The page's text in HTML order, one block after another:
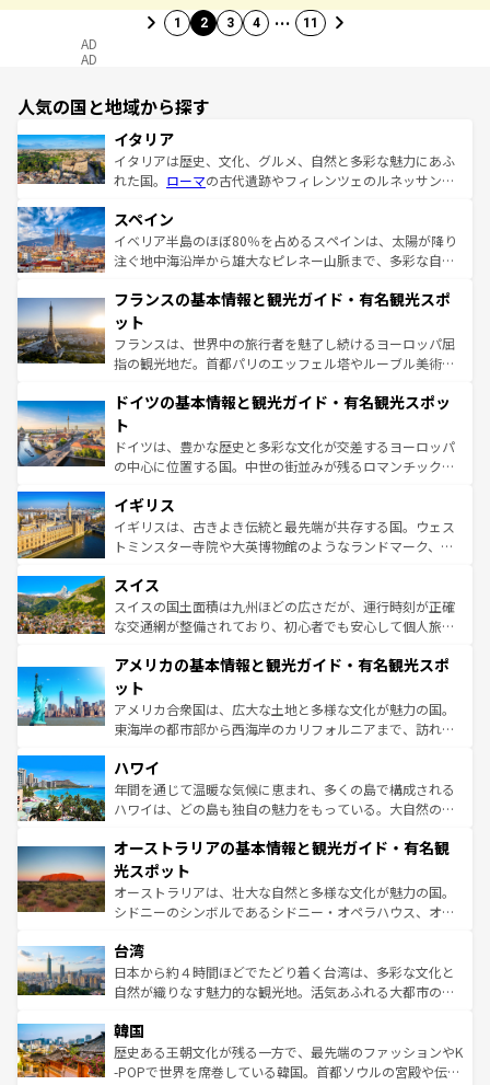
1 2 3 4 … 11
AD
AD
人気の国と地域から探す
イタリア
イタリアは歴史、文化、グルメ、自然と多彩な魅力にあふ
れた国。 ローマの古代遺跡やフィレンツェのルネッサンス
ろん、トスカーナの美しい田園風景やアマルフィ海岸の絶
景など、自然景観も見逃せない。観光の合間には、本場の
ピザやパスタなど、絶品のイタリア料理を堪能することも
ませてくれるイタリアで、忘れられない旅をしてみよう！
なお、新着のイタリア情報は
しい。
スペイン
イベリア半島のほぼ80％を占めるスペインは、太陽が降り
注ぐ地中海沿岸から雄大なピレネー山脈まで、多彩な自然
文化が根付くこの国では、情熱的なフラメンコ、熱気あふ
れる闘牛、そして美味しいタパスが生活の一部となってい
る。首都マドリードの洗練された雰囲気や、バルセロナの
アートに溢れた街角から、地方では古代ローマ遺跡や中世
せる。地方によって風土や気候が異なるスペインはその個
ンテンツ一覧 を参照してほしい。
フランスの基本情報と観光ガイド・有名観光スポ
ット
フランスは、世界中の旅行者を魅了し続けるヨーロッパ屈
指の観光地だ。首都パリのエッフェル塔やルーブル美術館
で、幅広い魅力が詰まっている。華麗な宮殿、歴史的な大
聖堂、美しいビーチ、そして豊かな自然が、訪れる者を心
から魅了する。また、フランスは美食の国としても知ら
れ、フランス料理はユネスコ無形文化遺産にも登録されて
香り高いラベンダー畑など、多彩な楽しみ方が可能だ。さ
らに、パリ以外の地域にも魅力が溢れており、どの街角に
も豊かな歴史と文化が息づいている。パリ以外の個性あふ
を参照してほしい。
ドイツの基本情報と観光ガイド・有名観光スポッ
ト
ドイツは、豊かな歴史と多彩な文化が交差するヨーロッパ
の中心に位置する国。中世の街並みが残るロマンチック街
顔を持つこの国は、どこを歩いても飽きることがない。ベ
ルリンの文化的活気、バイエルン州のアルプスの絶景、そ
してライン川沿いのワイン畑といった風景は必見。ビール
は、お酒好きな人にはぜひ体験してほしい。 なお、新着の
ドイツ情報はコンテンツ一覧を参照してほしい。
イギリス
イギリスは、古きよき伝統と最先端が共存する国。ウェス
トミンスター寺院や大英博物館のようなランドマーク、歴
リアごとに異なる魅力がある。また、優雅なアフタヌーン
ティー、ビール好きにはたまらない英国パブ、サッカー観
戦など、本場だからこそできる体験も豊富。イギリスを旅
ンツ一覧を参照してほしい。
スイス
スイスの国土面積は九州ほどの広さだが、運行時刻が正確
な交通網が整備されており、初心者でも安心して個人旅行
の建物がそのまま残る町や、スイスならではのユニークな
博物館もあり、アルプス観光だけでなく町歩きも満喫する
ことができる。国民の所得が高いため物価も高いが、旅行
者向けの交通パス提供のサービスもあり、うまく活用すれ
着のスイス情報は
アメリカの基本情報と観光ガイド・有名観光スポ
ット
アメリカ合衆国は、広大な土地と多様な文化が魅力の国。
東海岸の都市部から西海岸のカリフォルニアまで、訪れる
のような巨大都市は、観光、ショッピング、エンターテイ
ンメントが詰まった刺激的なスポットだ。一方、アメリカ
西部には大自然が広がり、グランドキャニオンやイエロー
部のニューオーリンズでは、音楽と美食が融合した独特の
文化が魅力。旅行者はアメリカの各地域で異なる魅力を楽
しみながら、その多様性と豊かな歴史を感じることができ
るだろう。車でのロードトリップや列車の旅も、アメリカ
情報は
ハワイ
年間を通じて温暖な気候に恵まれ、多くの島で構成される
ハワイは、どの島も独自の魅力をもっている。大自然の神
ワイ島は見逃せない。また、定番の観光地といえばオアフ
島だが、静かな自然を求めるならマウイ島やカウアイ島が
おすすめ。エメラルドグリーンに輝く海をはじめ、豊かな
文化や歴史が息づいている。「アロハスピリット」と呼ば
人々、おいしいローカルフードやハワイアンミュージッ
ク、伝統的なフラダンスなど、すべてがハワイの魅力を彩
っている。訪れるたびに新しい発見と感動が待っているハ
はコンテンツ一覧
オーストラリアの基本情報と観光ガイド・有名観
光スポット
オーストラリアは、壮大な自然と多様な文化が魅力の国。
シドニーのシンボルであるシドニー・オペラハウス、オー
リアリーフや大陸中央部にそびえるウルル（エアーズロッ
ク）、タスマニアの美しい原生林やケアンズの熱帯雨林な
ど、見どころがたくさん。また、カフェやワイン、オージ
いる。アクティビティも充実しており、サーフィンやダイ
ビング、ハイキングなど、アウトドア好きにはたまらな
い。オーストラリアの多彩な魅力を存分に味わいつくそ
台湾
日本から約４時間ほどでたどり着く台湾は、多彩な文化と
自然が織りなす魅力的な観光地。活気あふれる大都市の台
ン）、静ひつな山岳地帯である台湾東部など、都市の喧騒
と山間の静けさが共存しており、訪れる人に新しい発見と
驚きをもたらしてくれる。また、奥深い台湾の食文化も魅
韓国
歴史ある王朝文化が残る一方で、最先端のファッションやK
-POPで世界を席巻している韓国。首都ソウルの宮殿や伝統